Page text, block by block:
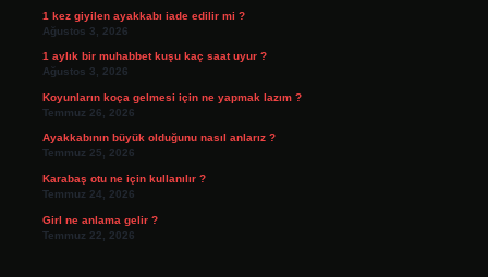
1 kez giyilen ayakkabı iade edilir mi ?
Ağustos 3, 2026
1 aylık bir muhabbet kuşu kaç saat uyur ?
Ağustos 3, 2026
Koyunların koça gelmesi için ne yapmak lazım ?
Temmuz 26, 2026
Ayakkabının büyük olduğunu nasıl anlarız ?
Temmuz 25, 2026
Karabaş otu ne için kullanılır ?
Temmuz 24, 2026
Girl ne anlama gelir ?
Temmuz 22, 2026